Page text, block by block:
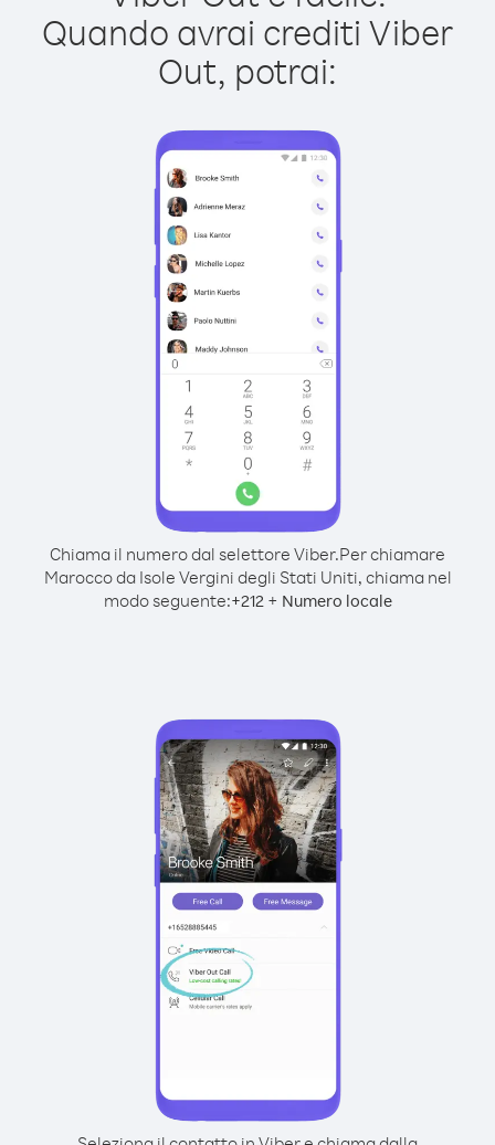
Quando avrai crediti Viber
Out, potrai:
Chiama il numero dal selettore Viber.Per chiamare
Marocco da Isole Vergini degli Stati Uniti, chiama nel
modo seguente:+212+ Numero locale